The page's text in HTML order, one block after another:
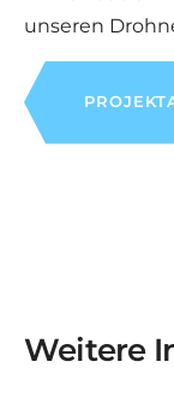
unseren
Weitere